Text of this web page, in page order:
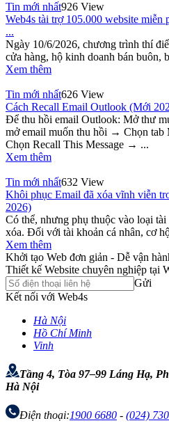
Tin mới nhất926 View
Web4s tài trợ 105.000 website miễn
...
Ngày 10/6/2026, chương trình thí
cửa hàng, hộ kinh doanh bán buôn,
Xem thêm
Tin mới nhất626 View
Cách Recall Email Outlook (Mới
Để thu hồi email Outlook: Mở thư
mở email muốn thu hồi → Chọn
Chọn Recall This Message → ...
Xem thêm
Tin mới nhất632 View
Khôi phục Email đã xóa vĩnh viễn
2026)
Có thể, nhưng phụ thuộc vào loại
xóa. Đối với tài khoản cá nhân, cơ
Xem thêm
Khởi tạo Web đơn giản - Dễ vận
Thiết kế Website chuyên nghiệp tại
Gửi
Kết nối với Web4s
Hà Nội
Hồ Chí Minh
Vinh
Tầng 4, Tòa 97–99 Láng Hạ,
Hà Nội
Điện thoại:1900 6680 - (024)